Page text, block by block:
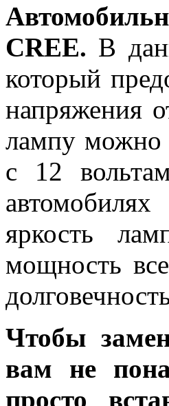
CREE. В
который
напряжения
лампу можно
с 12
яркость
мощность
Чтобы
вам не
просто